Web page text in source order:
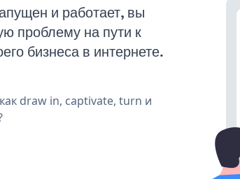
и работает, вы
проблему на пути к
бизнеса в интернете.
draw in, captivate, turn и